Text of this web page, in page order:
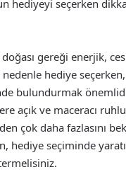
hediyeyi seçerken
doğası gereği enerjik,
hediye
bulundurmak
açık ve maceracı
çok daha fazlasını
hediye seçiminde